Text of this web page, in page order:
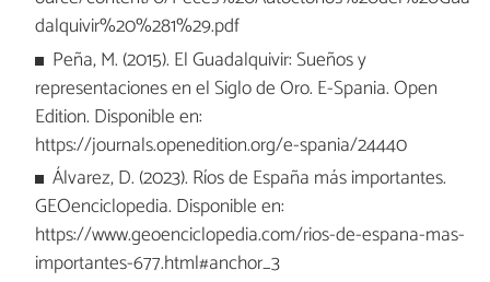
dalquivir%20%281%29.pdf
Peña, M. (2015). El Guadalquivir: Sueños y
representaciones en el Siglo de Oro. E-Spania. Open
Edition. Disponible en:
https://journals.openedition.org/e-spania/24440
Álvarez, D. (2023). Ríos de España más importantes.
GEOenciclopedia. Disponible en:
https://www.geoenciclopedia.com/rios-de-espana-mas-
importantes-677.html#anchor_3